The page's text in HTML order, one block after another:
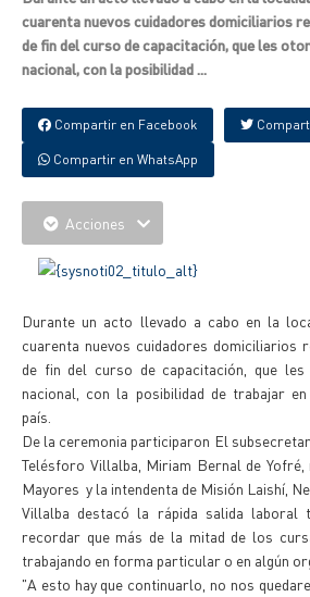
cuarenta nuevos cuidadores domiciliarios
de fin del curso de capacitación, que les
nacional, con la posibilidad ...
Compartir en Facebook
Compartir en WhatsApp
Acciones
Durante un acto llevado a cabo en la
cuarenta nuevos cuidadores domiciliarios
de fin del curso de capacitación, que
nacional, con la posibilidad de trabajar
país.
De la ceremonia participaron El
Telésforo Villalba, Miriam Bernal de
Mayores y la intendenta de Misión Laishí,
Villalba destacó la rápida salida laboral
recordar que más de la mitad de los
trabajando en forma particular o en algún
"A esto hay que continuarlo, no nos